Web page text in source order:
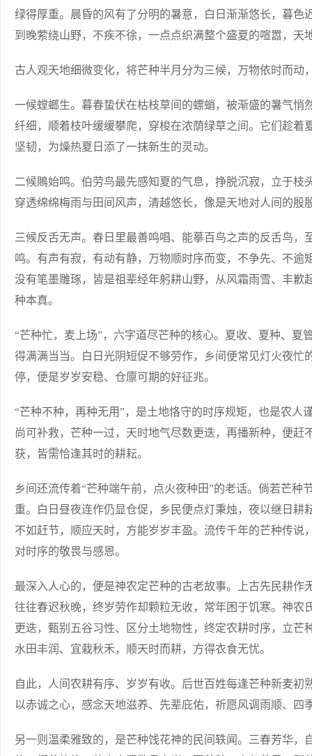
绿得厚重。晨昏的风有了分明的暑意，白日渐渐悠长，暮
到晚萦绕山野，不疾不徐，一点点织满整个盛夏的喧嚣，天
古人观天地细微变化，将芒种半月分为三候，万物依时而动
一候螳螂生。暮春蛰伏在枯枝草间的螵蛸，被渐盛的暑气
纤细，顺着枝叶缓缓攀爬，穿梭在浓荫绿草之间。它们趁
坚韧，为燥热夏日添了一抹新生的灵动。
二候鵙始鸣。伯劳鸟最先感知夏的气息，挣脱沉寂，立于
穿透绵绵梅雨与田间风声，清越悠长，像是天地对人间的殷
三候反舌无声。春日里最善鸣唱、能摹百鸟之声的反舌鸟
鸣。有声有寂，有动有静，万物顺时序而变，不争先、不
没有笔墨雕琢，皆是祖辈经年躬耕山野，从风霜雨雪、丰
种本真。
“芒种忙，麦上场”，六字道尽芒种的核心。夏收、夏种、夏
得满满当当。白日光阴短促不够劳作，乡间便常见灯火夜
停，便是岁岁安稳、仓廪可期的好征兆。
“芒种不种，再种无用”，是土地恪守的时序规矩，也是农人
尚可补救，芒种一过，天时地气尽数更迭，再播新种，便
获，皆需恰逢其时的耕耘。
乡间还流传着“芒种端午前，点火夜种田”的老话。倘若芒
重。白日昼夜连作仍显仓促，乡民便点灯秉烛，夜以继日
不如赶节，顺应天时，方能岁岁丰盈。流传千年的芒种传
对时序的敬畏与感恩。
最深入人心的，便是神农定芒种的古老故事。上古先民耕
往往春迟秋晚，终岁劳作却颗粒无收，常年困于饥寒。神
更迭，甄别五谷习性、区分土地物性，终定农耕时序，立
水田丰润、宜栽秋禾，顺天时而耕，方得衣食无忧。
自此，人间农耕有序、岁岁有收。后世百姓每逢芒种新麦
以赤诚之心，感念天地滋养、先辈庇佑，祈愿风调雨顺、四
另一则温柔雅致的，是芒种饯花神的民间轶闻。三春芳华